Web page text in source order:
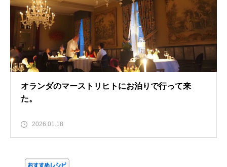
オランダのマーストリヒトにお泊りで行って来
た。
2026.01.18